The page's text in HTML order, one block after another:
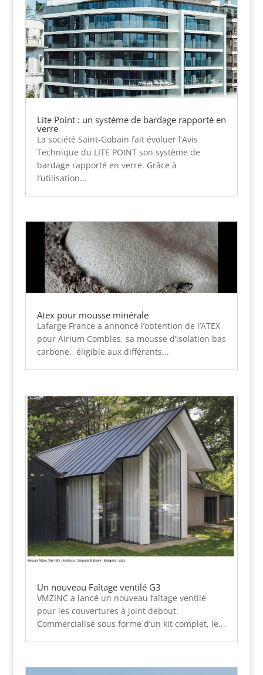
Lite Point : un système de bardage rapporté en
verre
La société Saint-Gobain fait évoluer l’Avis
Technique du LITE POINT son système de
bardage rapporté en verre. Grâce à
l’utilisation...
Atex pour mousse minérale
Lafarge France a annoncé l’obtention de l’ATEX
pour Airium Combles, sa mousse d’isolation bas
carbone, éligible aux différents...
Un nouveau Faîtage ventilé G3
VMZINC a lancé un nouveau faîtage ventilé
pour les couvertures à joint debout.
Commercialisé sous forme d’un kit complet, le...